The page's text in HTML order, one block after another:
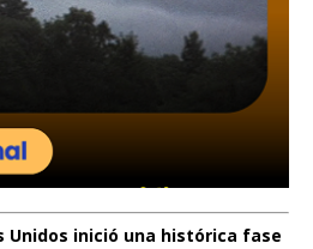
Unidos inició una histórica fase